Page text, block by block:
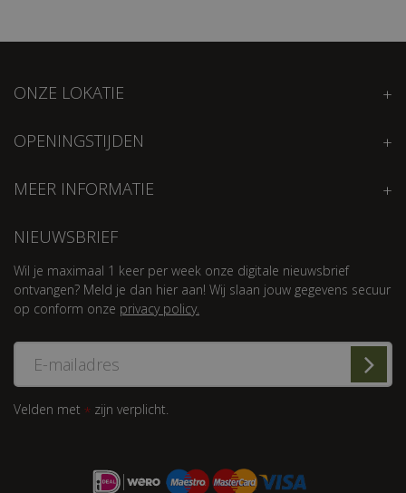
ONZE LOKATIE
OPENINGSTIJDEN
MEER INFORMATIE
NIEUWSBRIEF
Wil je maximaal 1 keer per week onze digitale nieuwsbrief
ontvangen? Meld je dan hier aan! Wij slaan jouw gegevens secuur
op conform onze privacy policy.
Velden met * zijn verplicht.